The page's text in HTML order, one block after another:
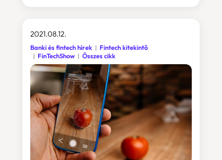
2021.08.12.
Banki és fintech hírek
Fintech kitekintő
FinTechShow
Összes cikk